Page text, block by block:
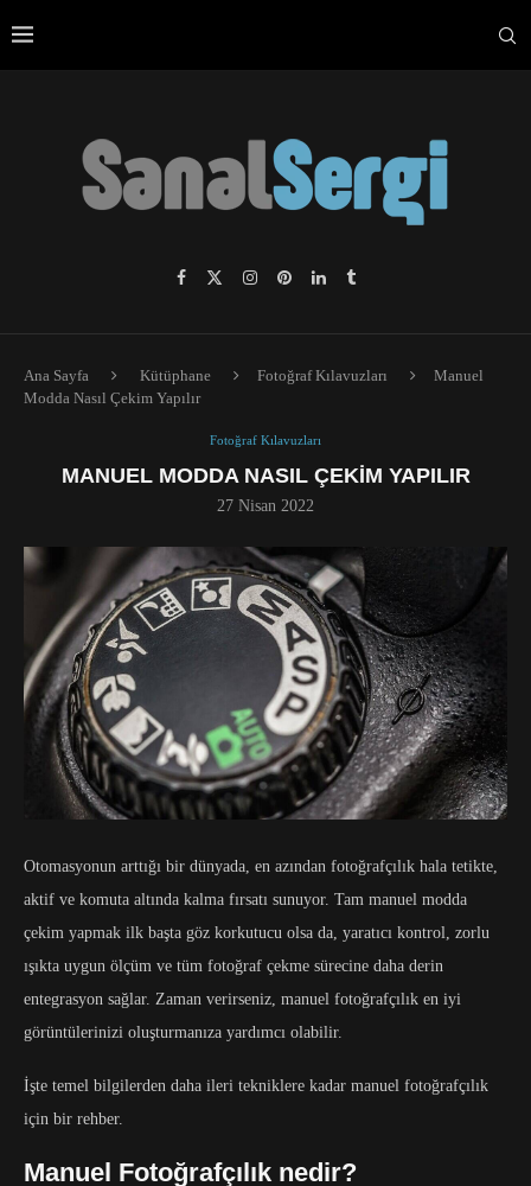
Ana Sayfa Kütüphane Fotoğraf Kılavuzları
Manuel
Modda Nasıl Çekim Yapılır
Fotoğraf Kılavuzları
MANUEL MODDA NASIL ÇEKIM YAPILIR
27 Nisan 2022
Otomasyonun arttığı bir dünyada, en azından fotoğrafçılık hala tetikte,
aktif ve komuta altında kalma fırsatı sunuyor. Tam manuel modda
çekim yapmak ilk başta göz korkutucu olsa da, yaratıcı kontrol, zorlu
ışıkta uygun ölçüm ve tüm fotoğraf çekme sürecine daha derin
entegrasyon sağlar. Zaman verirseniz, manuel fotoğrafçılık en iyi
görüntülerinizi oluşturmanıza yardımcı olabilir.
İşte temel bilgilerden daha ileri tekniklere kadar manuel fotoğrafçılık
için bir rehber.
Manuel Fotoğrafçılık nedir?